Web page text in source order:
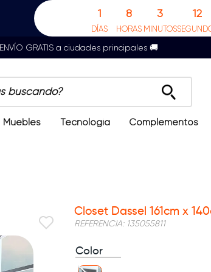
1
DÍAS
8
HORAS
3
MINUTOS
11
GRATIS a ciudades principales 🚚
Muebles Tecnología Complementos
Closet Dassel 161cm x
REFERENCIA: 135055811
Color